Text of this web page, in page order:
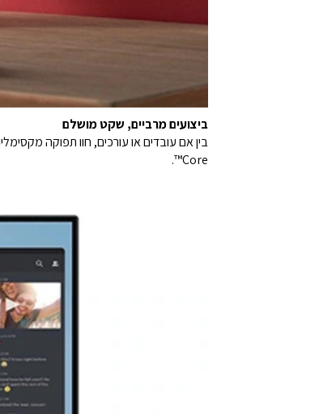
ביצועים מרביים, שקט מושלם
Core™.